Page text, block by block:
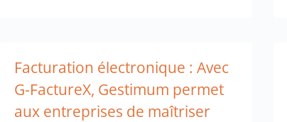
Facturation électronique : Avec
G-FactureX, Gestimum permet
aux entreprises de maîtriser